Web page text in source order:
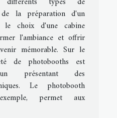
la préparation d'un
le choix d'une cabine
l'ambiance et offrir
mémorable. Sur le
de photobooths est
présentant des
Le photobooth
permet aux